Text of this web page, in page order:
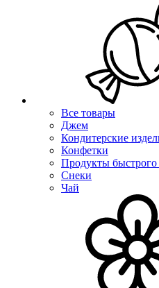
Все товары
Джем
Кондитерские
Конфетки
Продукты быстрого
Снеки
Чай